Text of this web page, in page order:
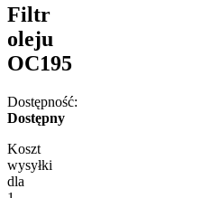
Filtr
oleju
OC195
Dostępność:
Dostępny
Koszt
wysyłki
dla